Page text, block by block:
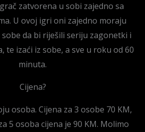
zatvorena u sobi zajedno sa
U ovoj igri oni zajedno moraju
da bi riješili seriju zagonetki i
te izaći iz sobe, a sve u roku od 60
minuta.
Cijena?
osoba. Cijena za 3 osobe 70 KM,
5 osoba cijena je 90 KM. Molimo